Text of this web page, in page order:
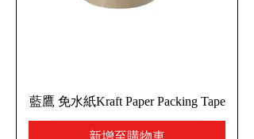
藍鷹 免水紙Kraft Paper Packing Tape
新增至購物車